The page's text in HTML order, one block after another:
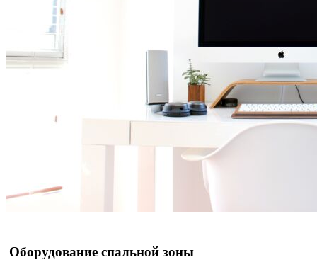
Оборудование спальной зоны